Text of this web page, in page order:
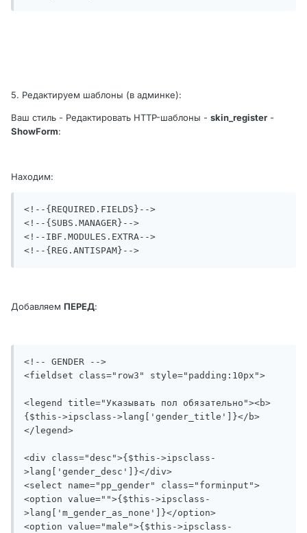
5. Редактируем шаблоны (в админке):
Ваш стиль - Редактировать HTTP-шаблоны - skin_register -
ShowForm:
Находим:
<!--{REQUIRED.FIELDS}-->
<!--{SUBS.MANAGER}-->
<!--IBF.MODULES.EXTRA-->
<!--{REG.ANTISPAM}-->
Добавляем ПЕРЕД:
<!-- GENDER -->
<fieldset class="row3" style="padding:10px">
<legend title="Указывать пол обязательно"><b>
{$this->ipsclass->lang['gender_title']}</b>
</legend>
<div class="desc">{$this->ipsclass-
>lang['gender_desc']}</div>
<select name="pp_gender" class="forminput">
<option value="">{$this->ipsclass-
>lang['m_gender_as_none']}</option>
<option value="male">{$this->ipsclass-